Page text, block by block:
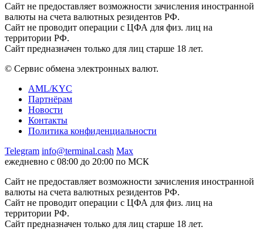
Сайт не предоставляет возможности зачисления иностранной
валюты на счета валютных резидентов РФ.
Сайт не проводит операции с ЦФА для физ. лиц на
территории РФ.
Сайт предназначен только для лиц старше 18 лет.
© Сервис обмена электронных валют.
AML/KYC
Партнёрам
Новости
Контакты
Политика конфиденциальности
Telegram info@terminal.cash Max
ежедневно с 08:00 до 20:00 по МСК
Сайт не предоставляет возможности зачисления иностранной
валюты на счета валютных резидентов РФ.
Сайт не проводит операции с ЦФА для физ. лиц на
территории РФ.
Сайт предназначен только для лиц старше 18 лет.